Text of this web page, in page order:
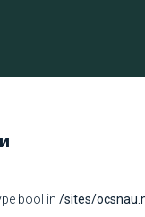
bool in /sites/